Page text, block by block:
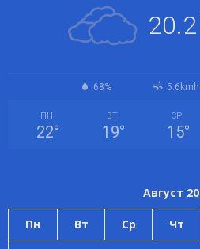
20.2
68% 5.6kmh
ПН
22°
ВТ
19°
СР
15°
Август
Пн Вт Ср Чт